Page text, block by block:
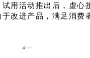
用活动推出后，虚心
改进产品，满足消费